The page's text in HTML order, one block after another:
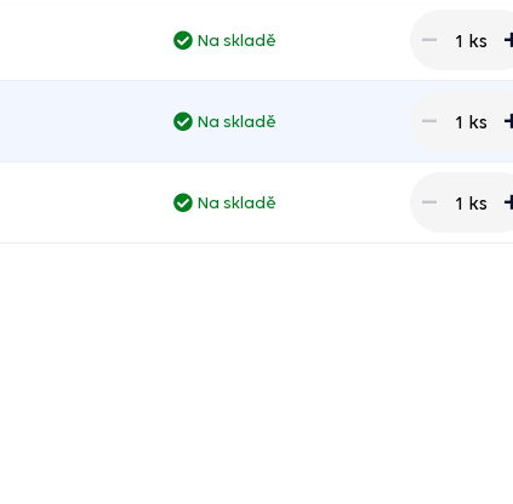
Na skladě 1 ks
Na skladě 1 ks
Na skladě 1 ks